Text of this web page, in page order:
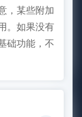
，某些附加
。如果没有
础功能，不